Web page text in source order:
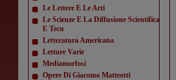
Le Lettere E Le Arti
Le Scienze E La Diffusione Scientifica
E Tecn
Letteratura Americana
Letture Varie
Mediamorfosi
Opere Di Giacomo Matteotti